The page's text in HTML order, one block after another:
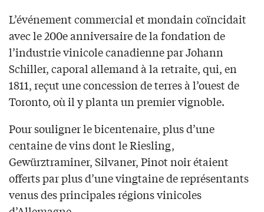
L’événement commercial et mondain coïncidait
avec le 200e anniversaire de la fondation de
l’industrie vinicole canadienne par Johann
Schiller, caporal allemand à la retraite, qui, en
1811, reçut une concession de terres à l’ouest de
Toronto, où il y planta un premier vignoble.
Pour souligner le bicentenaire, plus d’une
centaine de vins dont le Riesling,
Gewürztraminer, Silvaner, Pinot noir étaient
offerts par plus d’une vingtaine de représentants
venus des principales régions vinicoles